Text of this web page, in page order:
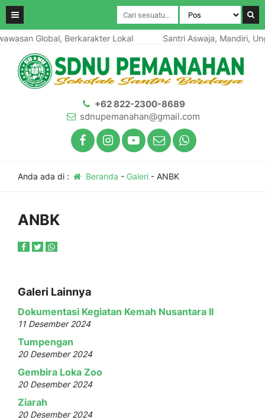
Global, Berkarakter Lokal Santri Aswaja, Mandiri,
+62 822-2300-8689
sdnupemanahan@gmail.com
Anda ada di : Beranda - Galeri- ANBK
ANBK
Galeri Lainnya
Dokumentasi Kegiatan Kemah Nusantara II
11 Desember 2024
Tumpengan
20 Desember 2024
Gembira Loka Zoo
20 Desember 2024
Ziarah
20 Desember 2024